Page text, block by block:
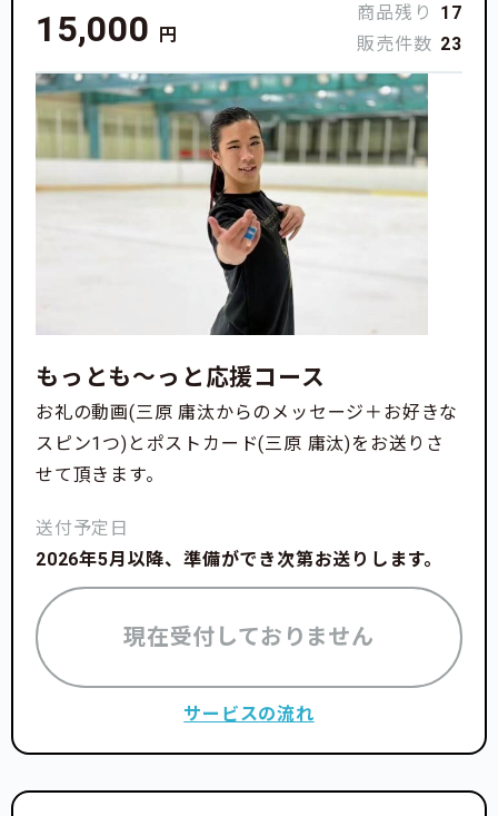
そうやって1つずつ一緒に乗り越えてきた私たちです
が、それでも負担は大きく、頑張り続けてくれる選手
たちに少しでも多く練習させてあげたいという気持ち
から、今回このプロジェクトを始めようと決心しまし
少しでも多く氷上練習や陸上トレーニングができるよ
う、ご協力をお願いします。
＜資金の使い道＞
15,000 円
商品残り
17
販売件数 23
もっとも〜っと応援コース
お礼の動画(三原 庸汰からのメッセージ＋お好きな
スピン1つ)とポストカード(三原 庸汰)をお送りさ
せて頂きます。
送付予定日
2026年5月以降、準備ができ次第お送りします。
現在受付しておりません
サービスの流れ